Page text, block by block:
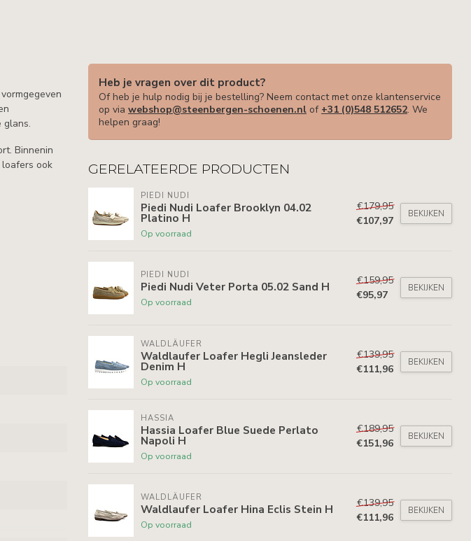
glans.
Binnenin
ook
Heb je vragen over dit product?
Of heb je hulp nodig bij je bestelling? Neem contact met onze klantenservice
op via webshop@steenbergen-schoenen.nl of +31 (0)548 512652. We
helpen graag!
GERELATEERDE PRODUCTEN
PIEDI NUDI
Piedi Nudi Loafer Brooklyn 04.02
Platino H
Op voorraad
€179,95
€107,97
BEKIJKEN
PIEDI NUDI
Piedi Nudi Veter Porta 05.02 Sand H
Op voorraad
€159,95
€95,97
BEKIJKEN
WALDLÄUFER
Waldlaufer Loafer Hegli Jeansleder
Denim H
Op voorraad
€139,95
€111,96
BEKIJKEN
HASSIA
Hassia Loafer Blue Suede Perlato
Napoli H
Op voorraad
€189,95
€151,96
BEKIJKEN
WALDLÄUFER
Waldlaufer Loafer Hina Eclis Stein H
Op voorraad
€139,95
€111,96
BEKIJKEN